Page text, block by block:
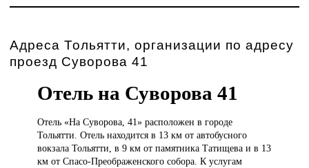
Адреса Тольятти, организации по адресу
проезд Суворова 41
Отель на Суворова 41
Отель «НаСуворова, 41» расположен в городе
Тольятти. Отель находится в 13 км от автобусного
вокзала Тольятти, в 9 км от памятника Татищева и в 13
км от Спасо-Преображенского собора. К услугам